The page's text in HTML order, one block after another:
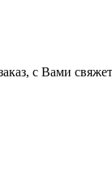
с Вами